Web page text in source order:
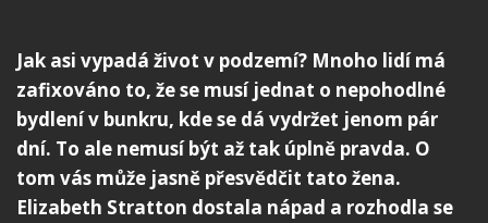
Jak asi vypadá život v podzemí? Mnoho lidí má
zafixováno to, že se musí jednat o nepohodlné
bydlení v bunkru, kde se dá vydržet jenom pár
dní. To ale nemusí být až tak úplně pravda. O
tom vás může jasně přesvědčit tato žena.
Elizabeth Stratton dostala nápad a rozhodla se